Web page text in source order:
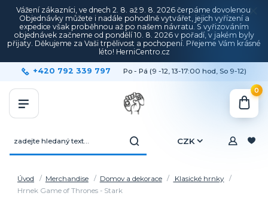
Vážení zákazníci, ve dnech 2. 8. až 9. 8. 2026 čerpáme dovolenou.
Objednávky můžete i nadále pohodlně vytvářet, jejich vyřízení a
expedice však proběhnou až po našem návratu. S vyřizováním
objednávek začneme od pondělí 10. 8. 2026 v pořadí, v jakém byly
přijaty. Děkujeme za Vaši trpělivost a pochopení. Přejeme Vám krásné
léto! HerniCentro.cz
CZK
+420 792 339 797 Po - Pá (9 -12, 13-17:00 hod, So 9-12)
0
Úvod Merchandise Domov a dekorace
Klasické hrnky
Hrnek Game of Thrones - Stark